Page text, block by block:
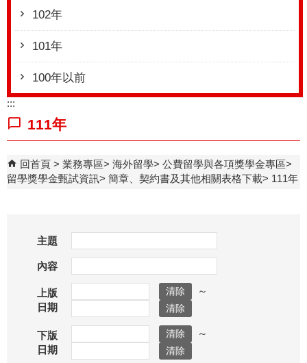
102年
101年
100年以前
:::
111年
回首頁 業務專區 海外留學
公費留學與各項獎學金專區
留學獎學金甄試資訊
簡章、契約書及其他相關表格下載 111年
主題
內容
上版
日期
～
下版
日期
～